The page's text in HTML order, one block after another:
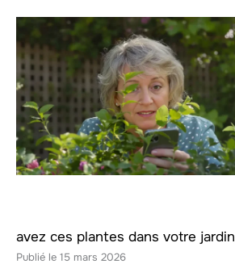
avez ces plantes dans votre jardin
15 mars 2026